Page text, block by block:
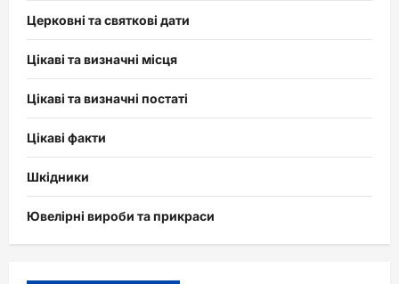
Церковні та святкові дати
Цікаві та визначні місця
Цікаві та визначні постаті
Цікаві факти
Шкідники
Ювелірні вироби та прикраси